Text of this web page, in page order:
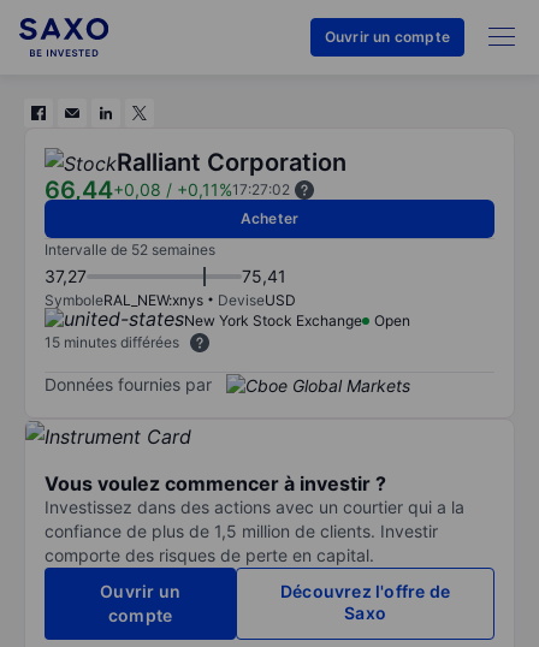
Ouvrir un compte
Ralliant Corporation
66,44+0,08 / +0,11%17:27:02
Acheter
Intervalle de 52 semaines
37,27 75,41
SymboleRAL_NEW:xnys DeviseUSD
New York Stock Exchange
Open
15 minutes différées
Données fournies par
Vous voulez commencer à investir ?
Investissez dans des actions avec un courtier qui a la
confiance de plus de 1,5 million de clients. Investir
comporte des risques de perte en capital.
Ouvrir un
compte
Découvrez l'offre de
Saxo